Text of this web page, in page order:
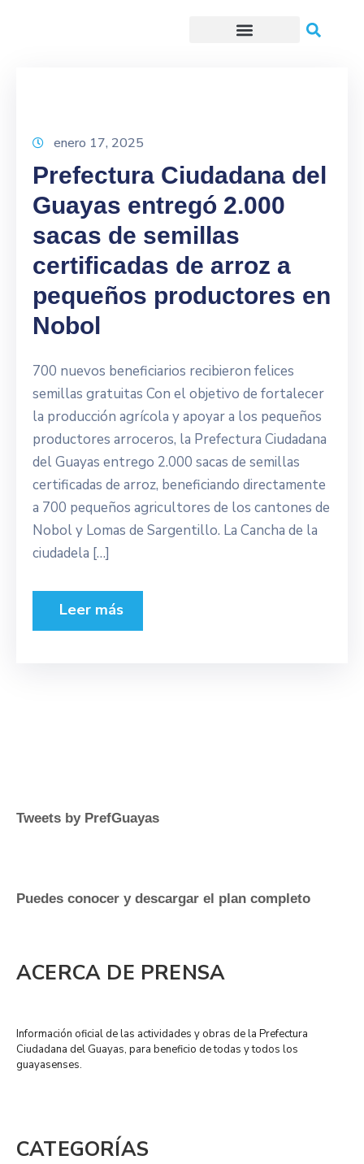
enero 17, 2025
Prefectura Ciudadana del
Guayas entregó 2.000
sacas de semillas
certificadas de arroz a
pequeños productores en
Nobol
700 nuevos beneficiarios recibieron felices
semillas gratuitas Con el objetivo de fortalecer
la producción agrícola y apoyar a los pequeños
productores arroceros, la Prefectura Ciudadana
del Guayas entrego 2.000 sacas de semillas
certificadas de arroz, beneficiando directamente
a 700 pequeños agricultores de los cantones de
Nobol y Lomas de Sargentillo. La Cancha de la
ciudadela […]
Leer más
Tweets by PrefGuayas
Puedes conocer y descargar el plan completo
ACERCA DE PRENSA
Información oficial de las actividades y obras de la Prefectura
Ciudadana del Guayas, para beneficio de todas y todos los
guayasenses.
CATEGORÍAS